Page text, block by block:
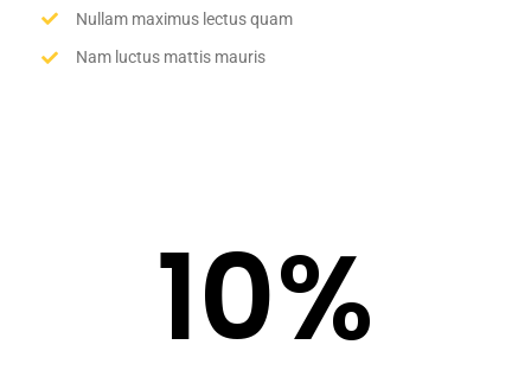
Nullam maximus lectus quam
Nam luctus mattis mauris
10%